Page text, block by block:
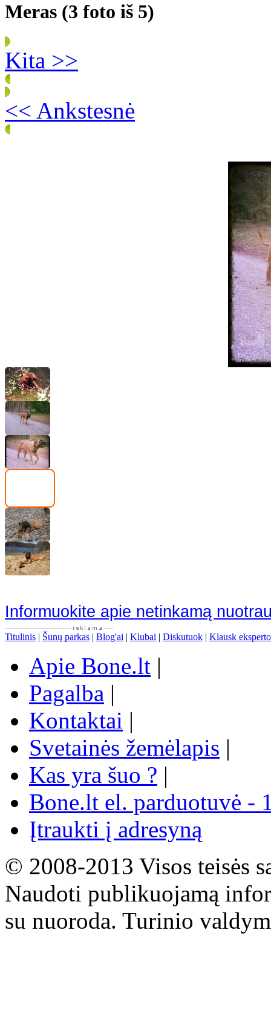
Meras (3 foto iš 5)
Kita >>
<< Ankstesnė
Informuokite apie netinkamą
Titulinis | Šunų parkas | Blog'ai | Klubai | Diskutuok | Klausk eksperto
Apie Bone.lt |
Pagalba |
Kontaktai |
Svetainės žemėlapis |
Kas yra šuo ? |
Bone.lt el. parduotuvė -
Įtraukti į adresyną
© 2008-2013 Visos teisės
Naudoti publikuojamą
su nuoroda. Turinio